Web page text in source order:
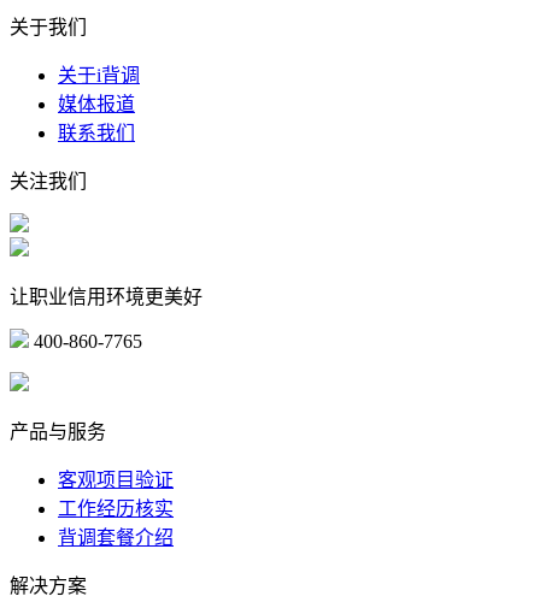
关于我们
关于i背调
媒体报道
联系我们
关注我们
让职业信用环境更美好
400-860-7765
产品与服务
客观项目验证
工作经历核实
背调套餐介绍
解决方案